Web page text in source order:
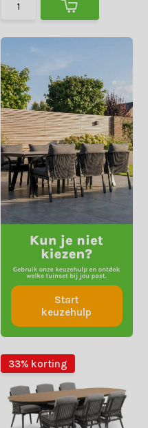
Start
keuzehulp
33% korting